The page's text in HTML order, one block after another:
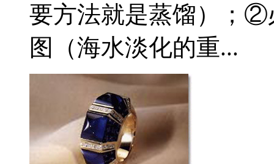
要方法就是蒸馏）；②
图（海水淡化的重...